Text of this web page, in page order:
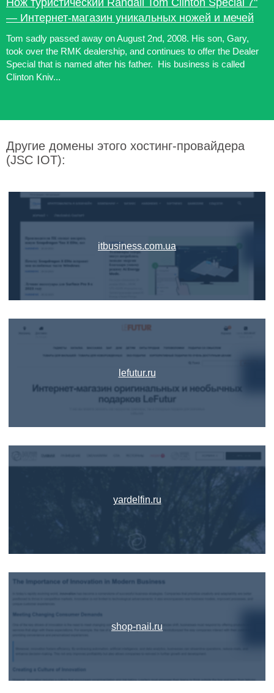
Нож туристический Randall Tom Clinton Special 7"
― Интернет-магазин уникальных ножей и мечей
Tom sadly passed away on August 2nd, 2008. His son, Gary,
took over the RMK dealership, and continues to offer the Dealer
Special that is named after his father. His business is called
Clinton Kniv...
Другие домены этого хостинг-провайдера
(JSC IOT):
itbusiness.com.ua
lefutur.ru
yardelfin.ru
shop-nail.ru